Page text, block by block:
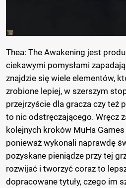
Thea: The Awakening jest
ciekawymi pomysłami
znajdzie się wiele elementów,
zrobione lepiej, w szerszym
przejrzyście dla gracza czy też
to nic odstręczającego. Wręcz
kolejnych kroków MuHa
ponieważ wykonali naprawdę
pozyskane pieniądze przy tej
rozwijać i tworzyć coraz to
dopracowane tytuły, czego im